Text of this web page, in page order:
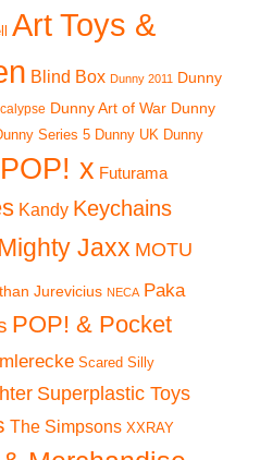
Art Toys &
Blind Box Dunny 2011 Dunny
Dunny Art of War Dunny
Series 5 Dunny UK Dunny
x Futurama
Kandy Keychains
Jaxx MOTU
Jurevicius NECA Paka
POP! & Pocket
Scared Silly
Superplastic Toys
The Simpsons XXRAY